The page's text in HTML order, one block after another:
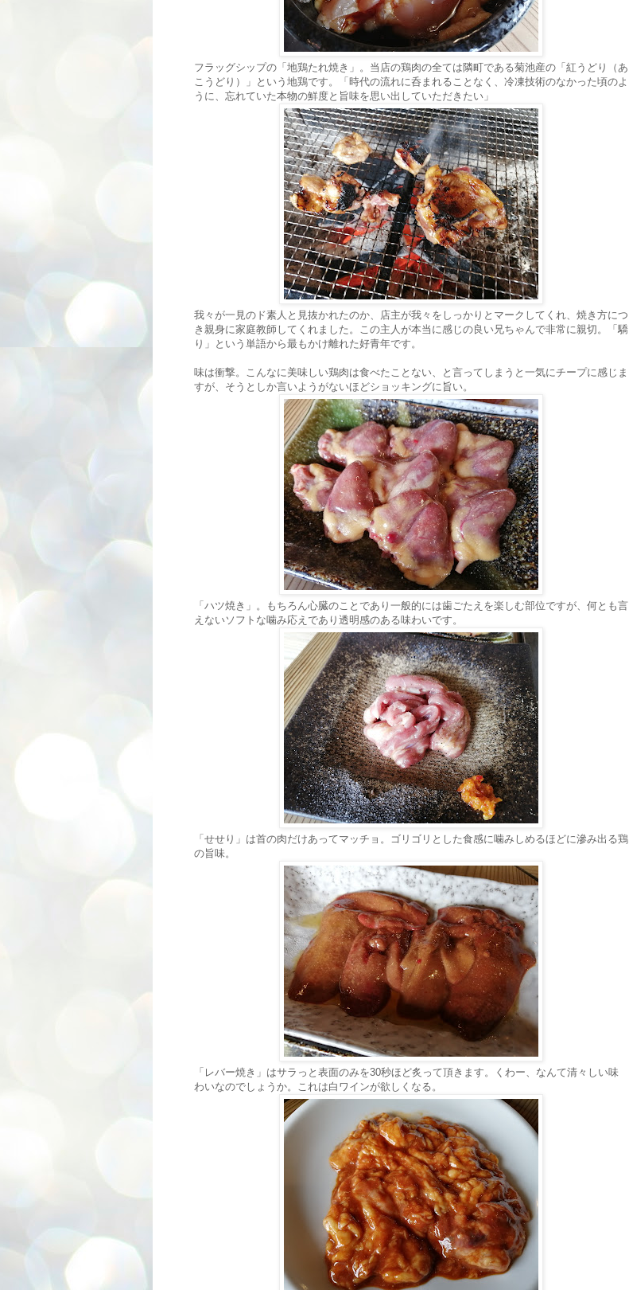
フラッグシップの「地鶏たれ焼き」。当店の鶏肉の全ては隣町である菊池産の「紅うどり（あ
こうどり）」という地鶏です。「時代の流れに呑まれることなく、冷凍技術のなかった頃のよ
うに、忘れていた本物の鮮度と旨味を思い出していただきたい」
我々が一見のド素人と見抜かれたのか、店主が我々をしっかりとマークしてくれ、焼き方につ
き親身に家庭教師してくれました。この主人が本当に感じの良い兄ちゃんで非常に親切。「驕
り」という単語から最もかけ離れた好青年です。
味は衝撃。こんなに美味しい鶏肉は食べたことない、と言ってしまうと一気にチープに感じま
すが、そうとしか言いようがないほどショッキングに旨い。
「ハツ焼き」。もちろん心臓のことであり一般的には歯ごたえを楽しむ部位ですが、何とも言
えないソフトな噛み応えであり透明感のある味わいです。
「せせり」は首の肉だけあってマッチョ。ゴリゴリとした食感に噛みしめるほどに滲み出る鶏
の旨味。
「レバー焼き」はサラっと表面のみを30秒ほど炙って頂きます。くわー、なんて清々しい味
わいなのでしょうか。これは白ワインが欲しくなる。